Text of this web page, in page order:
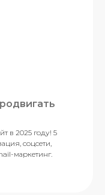
в 2025 году! 5
соцсети,
маркетинг.